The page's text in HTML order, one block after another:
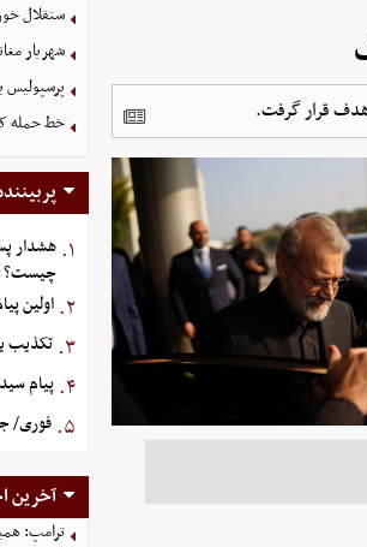
هدف قرار گرفت.
ستقلال
شهریار
پرسپولیس
خط حمله
۱. هشدار
چیست؟
۲. اولین
۳. تکذیب
۴. پیام
۵. فوری/
آخرین
ترامپ: